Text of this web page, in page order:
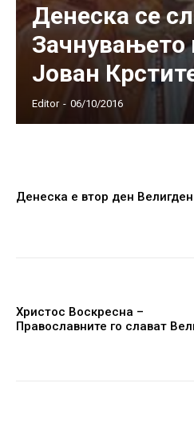
Денеска се
Зачнувањето
Јован
Editor - 06/10/2016
Денеска е втор ден Велигден
Христос Воскресна –
Православните го слават